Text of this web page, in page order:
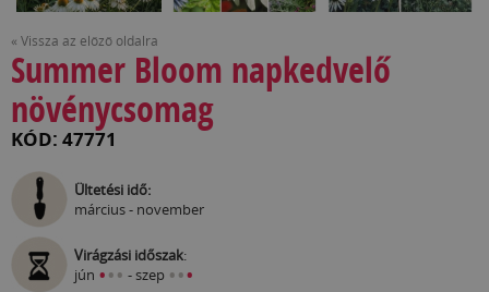
« Vissza az előző oldalra
Summer Bloom napkedvelő
növénycsomag
KÓD: 47771
Ültetési idő:
március - november
Virágzási időszak:
jún ••• - szep •••